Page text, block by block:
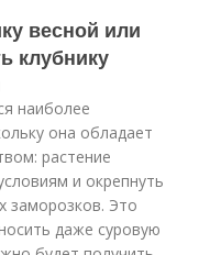
весной или
клубнику
наиболее
она обладает
растение
и окрепнуть
заморозков. Это
даже суровую